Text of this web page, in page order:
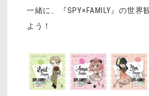
一緒に、『SPY×FAMILY』の世界
よう！